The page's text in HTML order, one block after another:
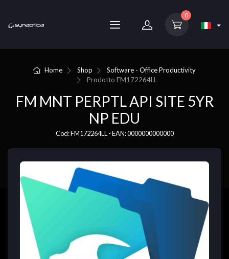
0
Home Shop
Software - Office Productivity
Prodotto FM172264LL
FM MNT PERPTL API SITE 5YR
NP EDU
Cod: FM172264LL - EAN: 0000000000000